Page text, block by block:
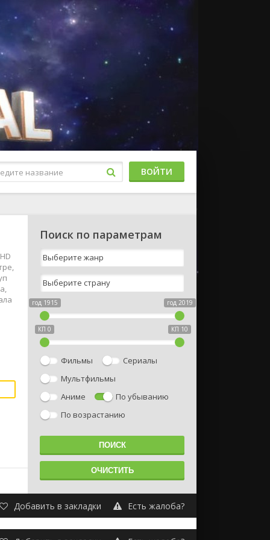
ВОЙТИ
Поиск по параметрам
год 1915 год 2019
КП 0 КП 10
Фильмы
Сериалы
Мультфильмы
Аниме
По убыванию
По возрастанию
Добавить в закладки Есть жалоба?